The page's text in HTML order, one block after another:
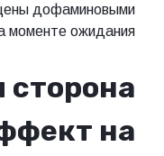
дофаминовыми
моменте ожидания.
сторона
на